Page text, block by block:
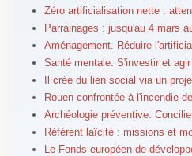
Zéro artificialisation nette :
Parrainages : jusqu'au 4 mars
Aménagement. Réduire
Santé mentale. S'investir et agir
Il crée du lien social via un
Rouen confrontée à l'incendie
Archéologie préventive.
Référent laïcité : missions et
Le Fonds européen de